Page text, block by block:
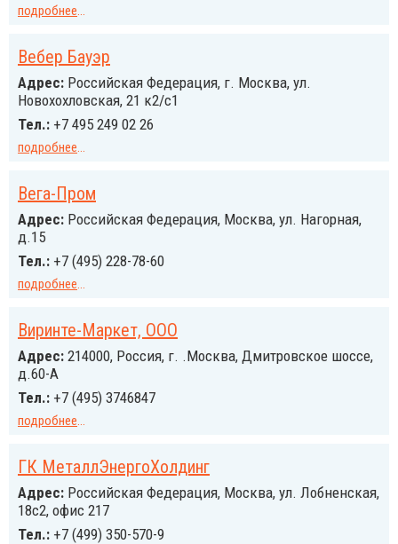
подробнее...
Вебер Бауэр
Адрес: Российcкая Федерация, г. Москва, ул.
Новохохловская, 21 к2/с1
Тел.: +7 495 249 02 26
подробнее...
Вега-Пром
Адрес: Российcкая Федерация, Москва, ул. Нагорная,
д.15
Тел.: +7 (495) 228-78-60
подробнее...
Виринте-Маркет, ООО
Адрес: 214000, Россия, г. .Москва, Дмитровское шоссе,
д.60-А
Тел.: +7 (495) 3746847
подробнее...
ГК МеталлЭнергоХолдинг
Адрес: Российcкая Федерация, Москва, ул. Лобненская,
18с2, офис 217
Тел.: +7 (499) 350-570-9